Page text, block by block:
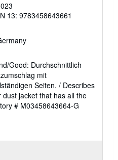
13: 9783458643661
Good: Durchschnittlich
mit
Seiten. / Describes
jacket that has all the
# M03458643664-G